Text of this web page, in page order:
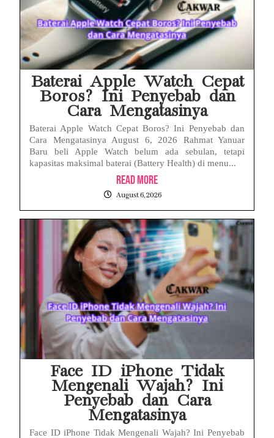
Baterai Apple Watch Cepat
Boros? Ini Penyebab dan
Cara Mengatasinya
Baterai Apple Watch Cepat Boros? Ini Penyebab dan
Cara Mengatasinya August 6, 2026 Rahmat Yanuar
Baru beli Apple Watch belum ada sebulan, tetapi
kapasitas maksimal baterai (Battery Health) di menu...
Read More
August 6, 2026
Face ID iPhone Tidak
Mengenali Wajah? Ini
Penyebab dan Cara
Mengatasinya
Face ID iPhone Tidak Mengenali Wajah? Ini Penyebab